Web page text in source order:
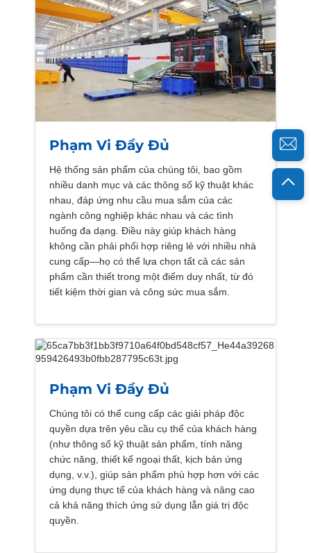
Phạm Vi Đầy Đủ
Hệ thống sản phẩm của chúng tôi, bao gồm
nhiều danh mục và các thông số kỹ thuật khác
nhau, đáp ứng nhu cầu mua sắm của các
ngành công nghiệp khác nhau và các tình
huống đa dạng. Điều này giúp khách hàng
không cần phải phối hợp riêng lẻ với nhiều nhà
cung cấp—họ có thể lựa chọn tất cả các sản
phẩm cần thiết trong một điểm duy nhất, từ đó
tiết kiệm thời gian và công sức mua sắm.
Phạm Vi Đầy Đủ
Chúng tôi có thể cung cấp các giải pháp độc
quyền dựa trên yêu cầu cụ thể của khách hàng
(như thông số kỹ thuật sản phẩm, tính năng
chức năng, thiết kế ngoại thất, kịch bản ứng
dụng, v.v.), giúp sản phẩm phù hợp hơn với các
ứng dụng thực tế của khách hàng và nâng cao
cả khả năng thích ứng sử dụng lẫn giá trị độc
quyền.